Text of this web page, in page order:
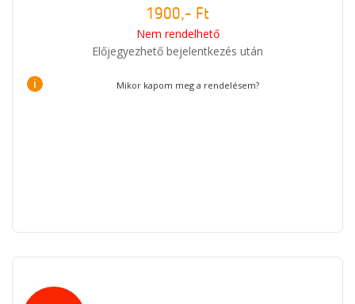
1900,- Ft
Nem rendelhető
Előjegyezhető bejelentkezés után
i Mikor kapom meg a rendelésem?